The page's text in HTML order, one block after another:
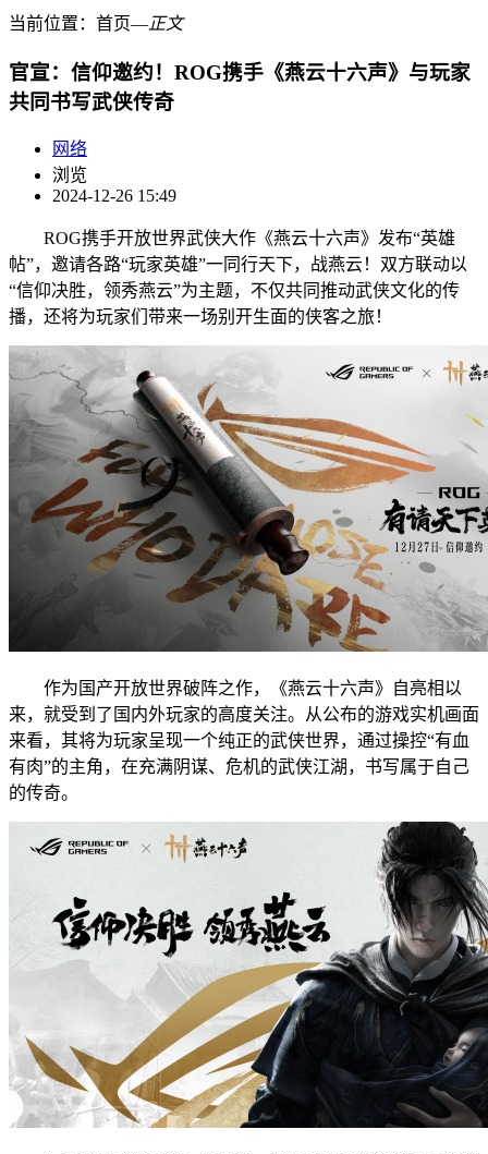
当前位置： 首页―正文
官宣：信仰邀约！ROG携手《燕云十六声》与玩家
共同书写武侠传奇
网络
浏览
2024-12-26 15:49
ROG携手开放世界武侠大作《燕云十六声》发布“英雄
帖”，邀请各路“玩家英雄”一同行天下，战燕云！双方联动以
“信仰决胜，领秀燕云”为主题，不仅共同推动武侠文化的传
播，还将为玩家们带来一场别开生面的侠客之旅！
作为国产开放世界破阵之作，《燕云十六声》自亮相以
来，就受到了国内外玩家的高度关注。从公布的游戏实机画面
来看，其将为玩家呈现一个纯正的武侠世界，通过操控“有血
有肉”的主角，在充满阴谋、危机的武侠江湖，书写属于自己
的传奇。